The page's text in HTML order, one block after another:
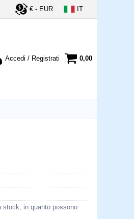
€ - EUR IT
Accedi / Registrati 0,00
stock, in quanto possono